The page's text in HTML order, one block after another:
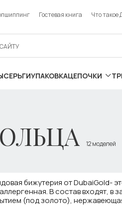
Гостевая книга Что такое
СЕРЬГИУПАКОВКАЦЕПОЧКИ
12 моделей
бижутерия от DubaiGold-
В состав входят, в
(под золото),